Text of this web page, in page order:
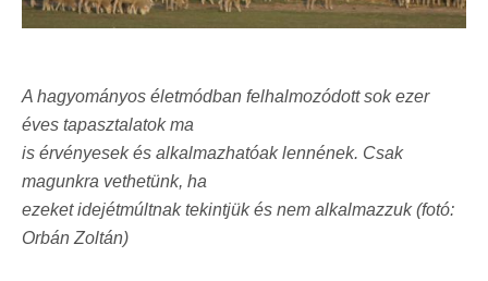
A hagyományos életmódban felhalmozódott sok ezer
éves tapasztalatok ma
is érvényesek és alkalmazhatóak lennének. Csak
magunkra vethetünk, ha
ezeket idejétmúltnak tekintjük és nem alkalmazzuk (fotó:
Orbán Zoltán)